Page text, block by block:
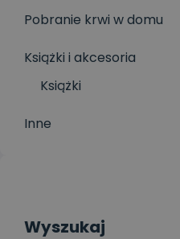
Pobranie krwi w domu
Książki i akcesoria
Książki
Inne
Wyszukaj